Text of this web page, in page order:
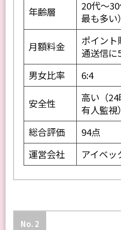
20代〜30
最も多い
ポイント
通送信に
男女比率
6:4
高い（24
有人監視
総合評価
94点
運営会社
アイベッ